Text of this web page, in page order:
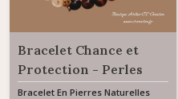
Bracelet Chance et
Protection - Perles
Oeil de Tigre & Citrine
Bracelet En Pierres Naturelles